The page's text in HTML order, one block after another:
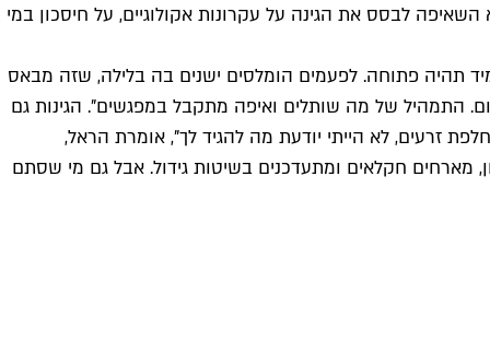
לבסס את הגינה על עקרונות אקולוגיים, על חיסכון במי
תהיה פתוחה. לפעמים הומלסים ישנים בה בלילה, שזה מבאס
התמהיל של מה שותלים ואיפה מתקבל במפגשים". הגינות גם
זרעים, לא הייתי יודעת מה להגיד לך", אומרת הראל,
מארחים חקלאים ומתעדכנים בשיטות גידול. אבל גם מי שסתם